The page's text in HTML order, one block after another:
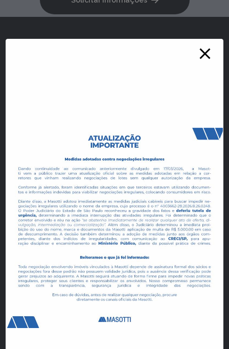
Portal do Cliente
Empreendimentos e Loteamentos
Manai Bosque
Allegro Residencial
Vida Urbana Estúdios
Espaço Conceição